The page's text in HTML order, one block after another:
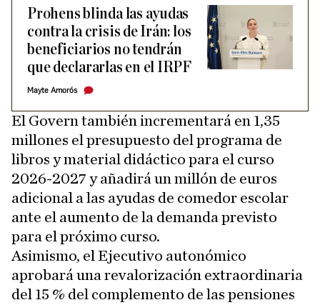
Prohens blinda las ayudas
contra la crisis de Irán: los
beneficiarios no tendrán
que declararlas en el IRPF
Mayte Amorós
El Govern también incrementará en 1,35
millones el presupuesto del programa de
libros y material didáctico para el curso
2026-2027 y añadirá un millón de euros
adicional a las ayudas de comedor escolar
ante el aumento de la demanda previsto
para el próximo curso.
Asimismo, el Ejecutivo autonómico
aprobará una revalorización extraordinaria
del 15 % del complemento de las pensiones